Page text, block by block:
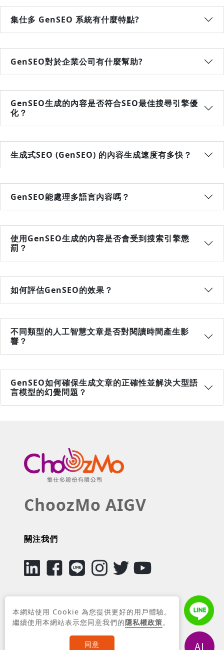
集仕多 GenSEO 系統有什麼特點?
GenSEO對於企業公司有什麼幫助?
GenSEO生成的內容是否符合SEO最佳搜尋引擎優
化？
生成式SEO (GenSEO) 的內容生成速度有多快？
GenSEO能處理多語言內容嗎？
使用GenSEO生成的內容是否會受到搜索引擎懲
罰？
如何評估GenSEO的效果？
不同類型的人工智慧文章是否對閱讀時間產生影
響？
GenSEO如何確保生成文章的正確性並解決大型語
言模型的幻覺問題？
ChoozMo AIGV
關注我們
新竹縣竹北市復興二路229號9樓之9
本網站使用 Cookie 為您提供更好的用戶體驗。
繼續使用本網站表示您同意我們的隱私權政策。
同意